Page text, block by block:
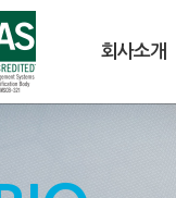
회사소개